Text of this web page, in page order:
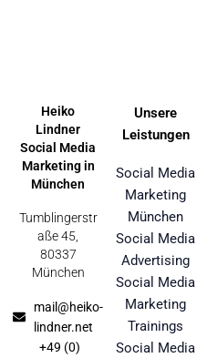
Heiko
Lindner
Social Media
Marketing in
München
Tumblingerstr
aße 45,
80337
München
mail@heiko-
lindner.net
+49 (0)
Unsere
Leistungen
Social Media
Marketing
München
Social Media
Advertising
Social Media
Marketing
Trainings
Social Media